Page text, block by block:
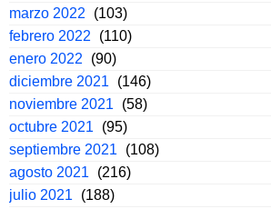
marzo 2022
(103)
febrero 2022
(110)
enero 2022
(90)
diciembre 2021
(146)
noviembre 2021
(58)
octubre 2021
(95)
septiembre 2021
(108)
agosto 2021
(216)
julio 2021
(188)